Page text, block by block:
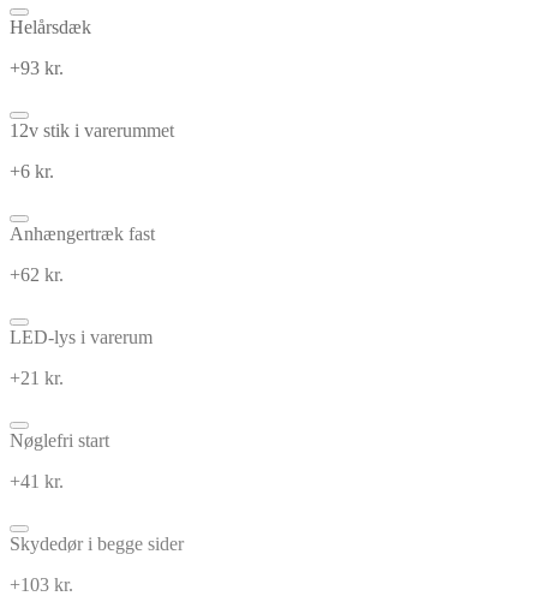
Helårsdæk
+93 kr.
12v stik i varerummet
+6 kr.
Anhængertræk fast
+62 kr.
LED-lys i varerum
+21 kr.
Nøglefri start
+41 kr.
Skydedør i begge sider
+103 kr.